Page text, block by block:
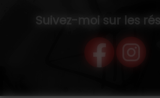
Suivez-moi sur les